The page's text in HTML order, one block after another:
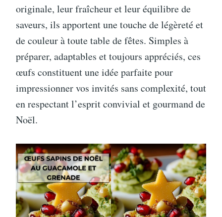
originale, leur fraîcheur et leur équilibre de
saveurs, ils apportent une touche de légèreté et
de couleur à toute table de fêtes. Simples à
préparer, adaptables et toujours appréciés, ces
œufs constituent une idée parfaite pour
impressionner vos invités sans complexité, tout
en respectant l’esprit convivial et gourmand de
Noël.